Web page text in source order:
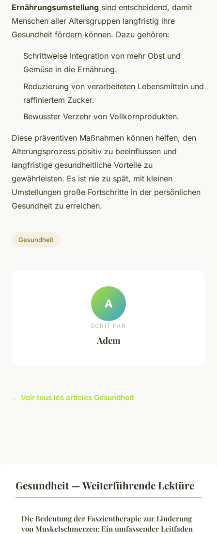
Ernährungsumstellung sind entscheidend, damit
Menschen aller Altersgruppen langfristig ihre
Gesundheit fördern können. Dazu gehören:
Schrittweise Integration von mehr Obst und
Gemüse in die Ernährung.
Reduzierung von verarbeiteten Lebensmitteln und
raffiniertem Zucker.
Bewusster Verzehr von Vollkornprodukten.
Diese präventiven Maßnahmen können helfen, den
Alterungsprozess positiv zu beeinflussen und
langfristige gesundheitliche Vorteile zu
gewährleisten. Es ist nie zu spät, mit kleinen
Umstellungen große Fortschritte in der persönlichen
Gesundheit zu erreichen.
Gesundheit
A
ECRIT PAR
Adem
← Voir tous les articles Gesundheit
Gesundheit — Weiterführende Lektüre
Die Bedeutung der Faszientherapie zur Linderung
von Muskelschmerzen: Ein umfassender Leitfaden